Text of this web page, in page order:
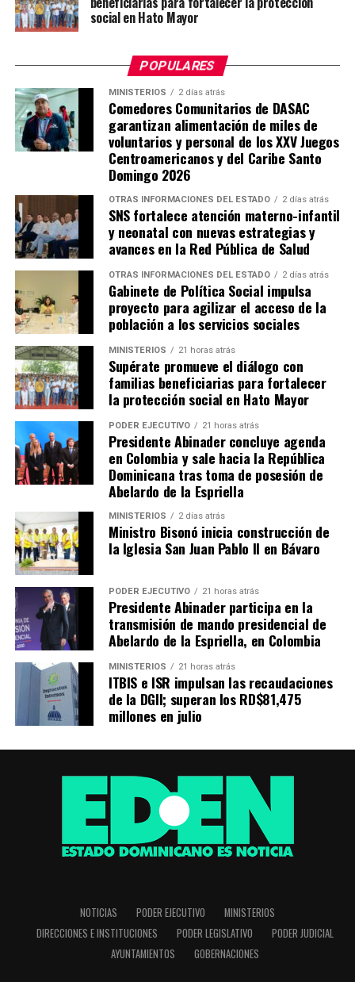
social en Hato Mayor
POPULARES
MINISTERIOS 2 días atrás
Comedores Comunitarios de DASAC
garantizan alimentación de miles de
voluntarios y personal de los XXV Juegos
Centroamericanos y del Caribe Santo
Domingo 2026
OTRAS INFORMACIONES DEL ESTADO 2 días atrás
SNS fortalece atención materno-infantil
y neonatal con nuevas estrategias y
avances en la Red Pública de Salud
OTRAS INFORMACIONES DEL ESTADO 2 días atrás
Gabinete de Política Social impulsa
proyecto para agilizar el acceso de la
población a los servicios sociales
MINISTERIOS 21 horas atrás
Supérate promueve el diálogo con
familias beneficiarias para fortalecer
la protección social en Hato Mayor
PODER EJECUTIVO 21 horas atrás
Presidente Abinader concluye agenda
en Colombia y sale hacia la República
Dominicana tras toma de posesión de
Abelardo de la Espriella
MINISTERIOS 2 días atrás
Ministro Bisonó inicia construcción de
la Iglesia San Juan Pablo II en Bávaro
PODER EJECUTIVO 21 horas atrás
Presidente Abinader participa en la
transmisión de mando presidencial de
Abelardo de la Espriella, en Colombia
MINISTERIOS 21 horas atrás
ITBIS e ISR impulsan las recaudaciones
de la DGII; superan los RD$81,475
millones en julio
NOTICIAS PODER EJECUTIVO
MINISTERIOS
DIRECCIONES E INSTITUCIONES
PODER LEGISLATIVO
PODER JUDICIAL
AYUNTAMIENTOS
GOBERNACIONES